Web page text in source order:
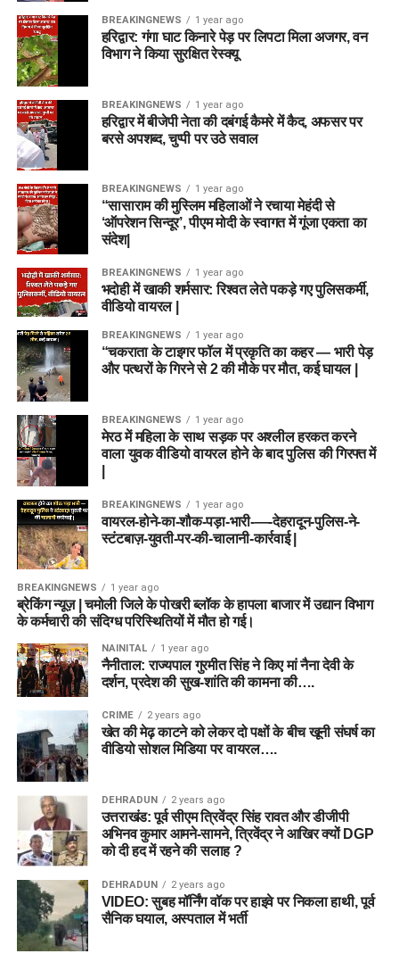
BREAKINGNEWS 1 year ago
हरिद्वार: गंगा घाट किनारे पेड़ पर लिपटा मिला अजगर, वन
विभाग ने किया सुरक्षित रेस्क्यू
BREAKINGNEWS 1 year ago
हरिद्वार में बीजेपी नेता की दबंगई कैमरे में कैद, अफसर पर
बरसे अपशब्द, चुप्पी पर उठे सवाल
BREAKINGNEWS 1 year ago
“सासाराम की मुस्लिम महिलाओं ने रचाया मेहंदी से
‘ऑपरेशन सिन्दूर’, पीएम मोदी के स्वागत में गूंजा एकता का
संदेश|
BREAKINGNEWS 1 year ago
भदोही में खाकी शर्मसार: रिश्वत लेते पकड़े गए पुलिसकर्मी,
वीडियो वायरल |
BREAKINGNEWS 1 year ago
“चकराता के टाइगर फॉल में प्रकृति का कहर — भारी पेड़
और पत्थरों के गिरने से 2 की मौके पर मौत, कई घायल |
BREAKINGNEWS 1 year ago
मेरठ में महिला के साथ सड़क पर अश्लील हरकत करने
वाला युवक वीडियो वायरल होने के बाद पुलिस की गिरफ्त में
BREAKINGNEWS 1 year ago
वायरल-होने-का-शौक-पड़ा-भारी-—-देहरादून-पुलिस-ने-
स्टंटबाज़-युवती-पर-की-चालानी-कार्रवाई |
BREAKINGNEWS 1 year ago
ब्रेकिंग न्यूज़ | चमोली जिले के पोखरी ब्लॉक के हापला बाजार में उद्यान विभाग
के कर्मचारी की संदिग्ध परिस्थितियों में मौत हो गई।
NAINITAL 1 year ago
नैनीताल: राज्यपाल गुरमीत सिंह ने किए मां नैना देवी के
दर्शन, प्रदेश की सुख-शांति की कामना की….
CRIME 2 years ago
खेत की मेढ़ काटने को लेकर दो पक्षों के बीच खूनी संघर्ष का
वीडियो सोशल मिडिया पर वायरल….
DEHRADUN 2 years ago
उत्तराखंड: पूर्व सीएम त्रिवेंद्र सिंह रावत और डीजीपी
अभिनव कुमार आमने-सामने, त्रिवेंद्र ने आखिर क्यों DGP
को दी हद में रहने की सलाह ?
DEHRADUN 2 years ago
VIDEO: सुबह मॉर्निंग वॉक पर हाइवे पर निकला हाथी, पूर्व
सैनिक घयाल, अस्पताल में भर्ती